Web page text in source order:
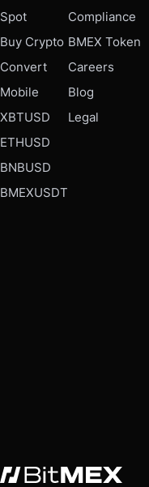
Spot
Buy Crypto
Convert
Mobile
XBTUSD
ETHUSD
BNBUSD
BMEXUSDT
Compliance
BMEX Token
Careers
Blog
Legal